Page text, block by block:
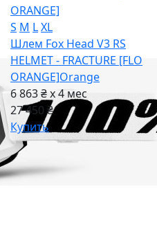
S M LXL
Шлем Fox Head V3 RS
HELMET - FRACTURE [FLO
ORANGE]Orange
6 863 ₴ x 4 мес
27 450 ₴
Купить